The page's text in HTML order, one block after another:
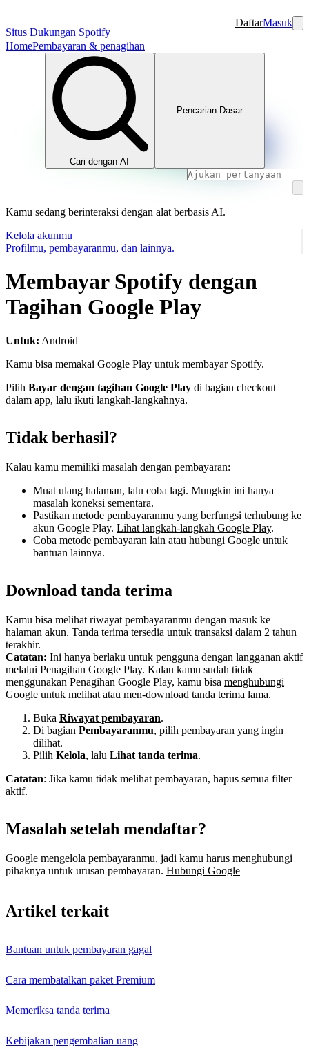
Situs Dukungan Spotify
DaftarMasuk
HomePembayaran & penagihan
Cari dengan AI
Pencarian Dasar
Kamu sedang berinteraksi dengan alat berbasis AI.
Kelola akunmu
Profilmu, pembayaranmu, dan lainnya.
Membayar Spotify dengan
Tagihan Google Play
Untuk: Android
Kamu bisa memakai Google Play untuk membayar Spotify.
Pilih Bayar dengan tagihan Google Play di bagian checkout
dalam app, lalu ikuti langkah-langkahnya.
Tidak berhasil?
Kalau kamu memiliki masalah dengan pembayaran:
Muat ulang halaman, lalu coba lagi. Mungkin ini hanya
masalah koneksi sementara.
Pastikan metode pembayaranmu yang berfungsi terhubung ke
akun Google Play. Lihat langkah-langkah Google Play.
Coba metode pembayaran lain atau hubungi Google untuk
bantuan lainnya.
Download tanda terima
Kamu bisa melihat riwayat pembayaranmu dengan masuk ke
halaman akun. Tanda terima tersedia untuk transaksi dalam 2 tahun
terakhir.
Catatan: Ini hanya berlaku untuk pengguna dengan langganan aktif
melalui Penagihan Google Play. Kalau kamu sudah tidak
menggunakan Penagihan Google Play, kamu bisa menghubungi
Google untuk melihat atau men-download tanda terima lama.
Buka Riwayat pembayaran.
Di bagian Pembayaranmu, pilih pembayaran yang ingin
dilihat.
Pilih Kelola, lalu Lihat tanda terima.
Catatan: Jika kamu tidak melihat pembayaran, hapus semua filter
aktif.
Masalah setelah mendaftar?
Google mengelola pembayaranmu, jadi kamu harus menghubungi
pihaknya untuk urusan pembayaran. Hubungi Google
Artikel terkait
Bantuan untuk pembayaran gagal
Cara membatalkan paket Premium
Memeriksa tanda terima
Kebijakan pengembalian uang